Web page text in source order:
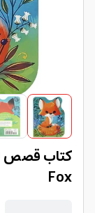
Fox